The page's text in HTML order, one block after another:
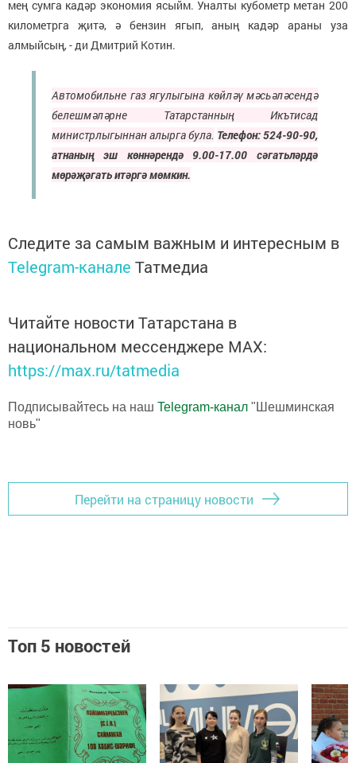
мең сумга кадәр экономия ясыйм. Уналты кубометр метан 200
километрга җитә, ә бензин ягып, аның кадәр араны уза
алмыйсың, - ди Дмитрий Котин.
Автомобильне газ ягулыгына көйләү мәсьәләсендә
белешмәләрне Татарстанның Икътисад
министрлыгыннан алырга була. Телефон: 524-90-90,
атнаның эш көннәрендә 9.00-17.00 сәгатьләрдә
мөрәҗәгать итәргә мөмкин.
Следите за самым важным и интересным в
Telegram-канале Татмедиа
Читайте новости Татарстана в
национальном мессенджере MАХ:
https://max.ru/tatmedia
Подписывайтесь на наш Telegram-канал "Шешминская
новь"
Перейти на страницу новости
Топ 5 новостей